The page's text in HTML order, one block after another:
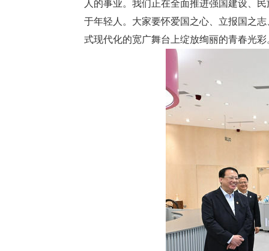
人的事业。我们正在全面推进强国建设、
于年轻人。大家要怀爱国之心、立报国之
式现代化的宽广舞台上绽放绚丽的青春光彩